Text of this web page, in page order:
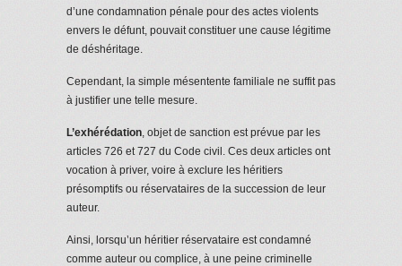
d’une condamnation pénale pour des actes violents
envers le défunt, pouvait constituer une cause légitime
de déshéritage.
Cependant, la simple mésentente familiale ne suffit pas
à justifier une telle mesure.
L’exhérédation, objet de sanction est prévue par les
articles 726 et 727 du Code civil. Ces deux articles ont
vocation à priver, voire à exclure les héritiers
présomptifs ou réservataires de la succession de leur
auteur.
Ainsi, lorsqu’un héritier réservataire est condamné
comme auteur ou complice, à une peine criminelle